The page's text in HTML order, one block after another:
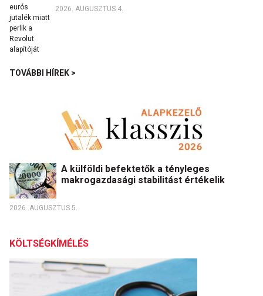
2026. AUGUSZTUS 4.
TOVÁBBI HÍREK >
A külföldi befektetők a tényleges
makrogazdasági stabilitást értékelik
2026. AUGUSZTUS 5.
KÖLTSÉGKÍMÉLÉS